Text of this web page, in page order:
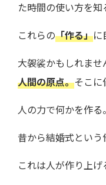
た時間の使い方を知
これらの「作る」に
大袈裟かもしれませ
人間の原点。そこに
人の力で何かを作る。
昔から結婚式という
これは人が作り上げ